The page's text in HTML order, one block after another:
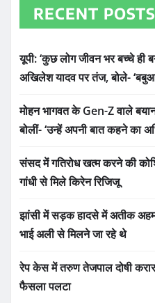
RECENT POSTS
यूपी: ‘कुछ लोग जीवन भर बच्चे ही
अखिलेश यादव पर तंज, बोले-
मोहन भागवत के Gen-Z वाले
बोलीं- ‘उन्हें अपनी बात कहने का
संसद में गतिरोध खत्म करने की
गांधी से मिले किरेन रिजिजू
झांसी में सड़क हादसे में अतीक
भाई अली से मिलने जा रहे थे
रेप केस में तरुण तेजपाल दोषी करार,
फैसला पलटा